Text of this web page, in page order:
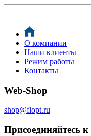
О компании
Наши клиенты
Режим работы
Контакты
Web-Shop
shop@flopt.ru
Присоединяйтесь